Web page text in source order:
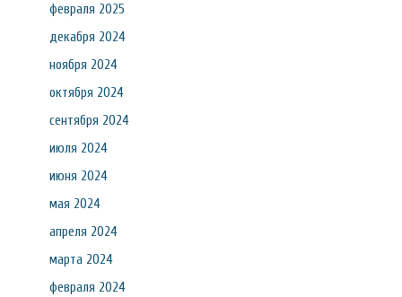
февраля 2025
декабря 2024
ноября 2024
октября 2024
сентября 2024
июля 2024
июня 2024
мая 2024
апреля 2024
марта 2024
февраля 2024